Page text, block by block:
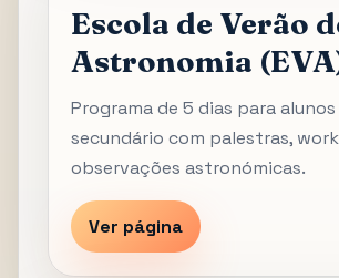
Escola de Verão
Astronomia
Programa de 5 dias para
secundário com palestras,
observações astronómicas.
Ver página